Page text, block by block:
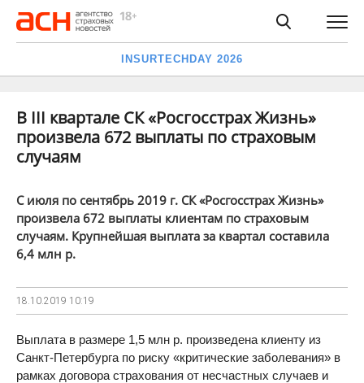
INSURTECHDAY 2026
В III квартале СК «Росгосстрах Жизнь»
произвела 672 выплаты по страховым
случаям
С июля по сентябрь 2019 г. СК «Росгосстрах Жизнь»
произвела 672 выплаты клиентам по страховым
случаям. Крупнейшая выплата за квартал составила
6,4 млн р.
18.10.2019 10:19
Выплата в размере 1,5 млн р. произведена клиенту из
Санкт-Петербурга по риску «критические заболевания» в
рамках договора страхования от несчастных случаев и